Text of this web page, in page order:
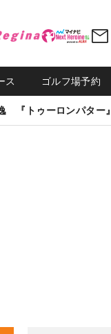
ス ゴルフ場予約
『トゥーロンパター』